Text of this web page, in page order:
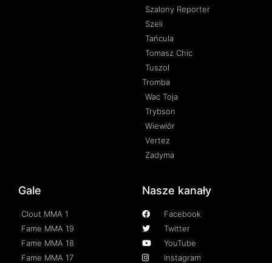
Szalony Reporter
Szeli
Tańcula
Tomasz Chic
Tuszol
Tromba
Wac Toja
Trybson
Wiewiór
Vertez
Zadyma
Gale
Clout MMA 1
Fame MMA 19
Fame MMA 18
Fame MMA 17
Nasze kanały
Facebook
Twitter
YouTube
Instagram